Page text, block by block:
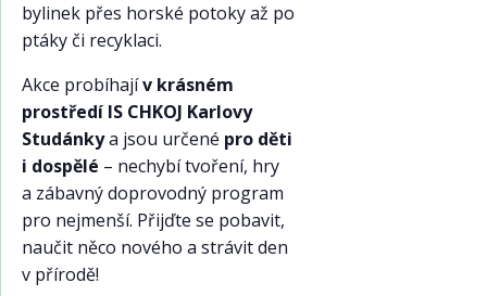
bylinek přes horské potoky až po
ptáky či recyklaci.
Akce probíhajív krásném
prostředí IS CHKOJ Karlovy
Studánkya jsou určené pro děti
i dospělé – nechybí tvoření, hry
a zábavný doprovodný program
pro nejmenší. Přijďte se pobavit,
naučit něco nového a strávit den
v přírodě!